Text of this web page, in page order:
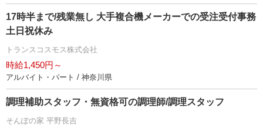
17時半まで/残業無し 大手複合機メーカーでの受注受付事務
土日祝休み
トランスコスモス株式会社
時給1,450円～
アルバイト・パート / 神奈川県
調理補助スタッフ・無資格可の調理師/調理スタッフ
そんぽの家 平野長吉